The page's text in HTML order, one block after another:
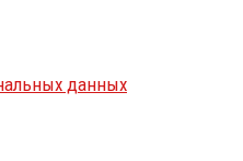
данных